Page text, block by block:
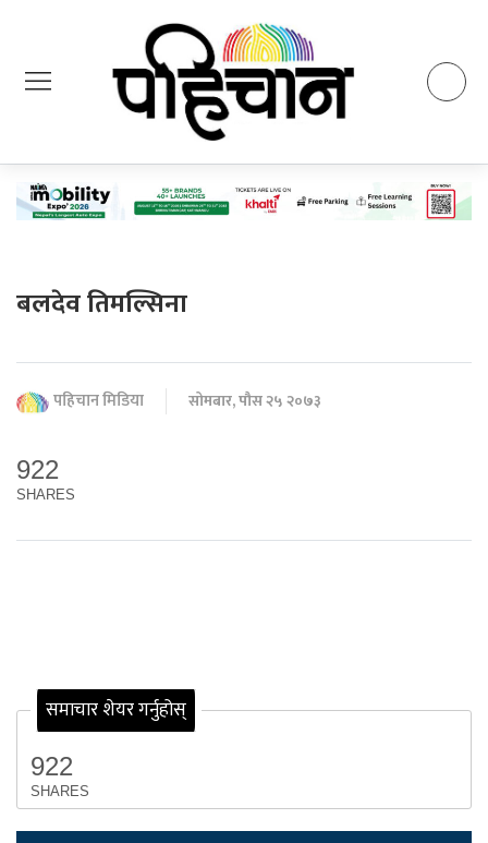
बलदेव तिमल्सिना
पहिचान मिडिया सोमबार, पौस २५ २०७३
922
SHARES
समाचार शेयर गर्नुहोस्
922
SHARES